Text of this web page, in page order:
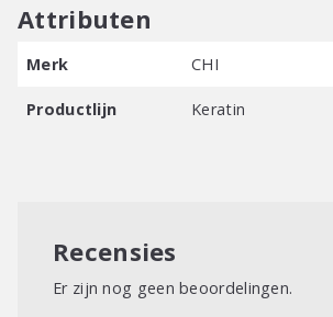
Gebruiksaanwijzing:
Breng de CHI Keratin Conditioner aan na
laat enkele minuten intrekken. Uitspoelen
Attributen
Merk CHI
Productlijn Keratin
Recensies
Er zijn nog geen beoordelingen.